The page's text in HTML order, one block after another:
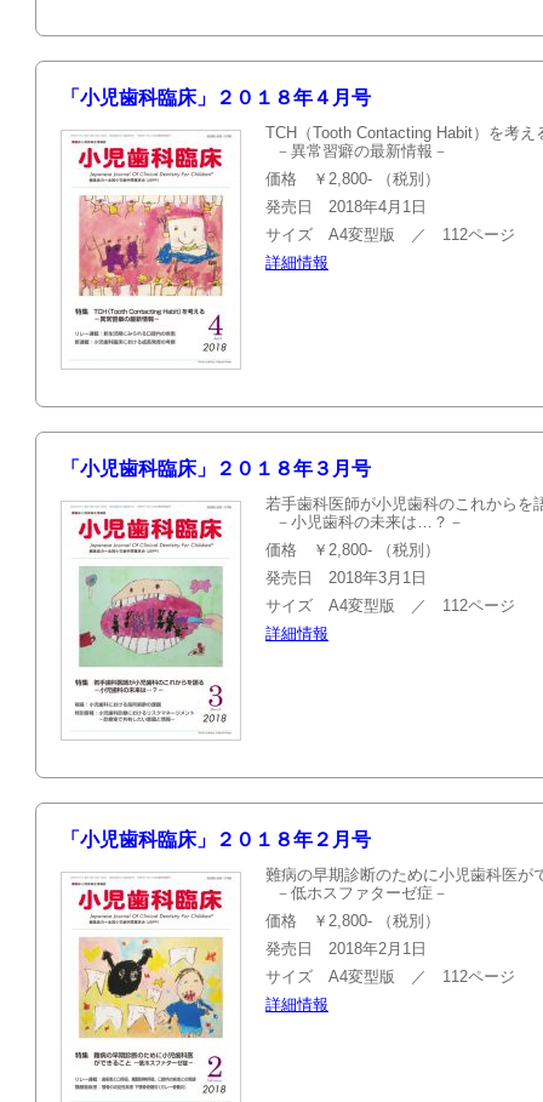
「小児歯科臨床」２０１８年４月号
TCH（Tooth Contacting Habit）を考え
－異常習癖の最新情報－
価格 ￥2,800- （税別）
発売日 2018年4月1日
サイズ A4変型版 ／ 112ページ
詳細情報
「小児歯科臨床」２０１８年３月号
若手歯科医師が小児歯科のこれからを
－小児歯科の未来は…？－
価格 ￥2,800- （税別）
発売日 2018年3月1日
サイズ A4変型版 ／ 112ページ
詳細情報
「小児歯科臨床」２０１８年２月号
難病の早期診断のために小児歯科医が
－低ホスファターゼ症－
価格 ￥2,800- （税別）
発売日 2018年2月1日
サイズ A4変型版 ／ 112ページ
詳細情報